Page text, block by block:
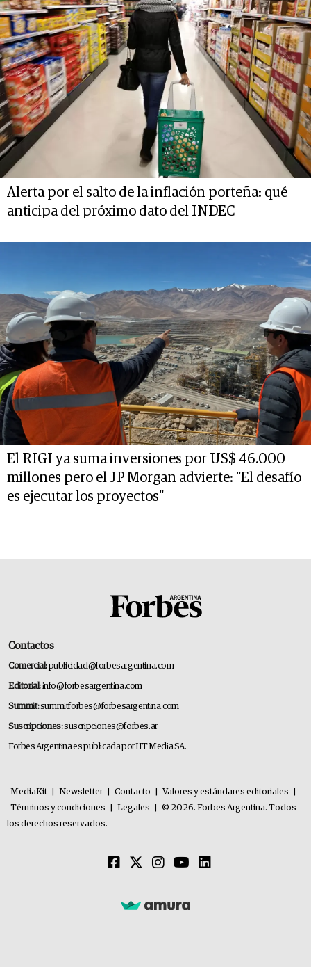
Alerta por el salto de la inflación porteña: qué
anticipa del próximo dato del INDEC
El RIGI ya suma inversiones por US$ 46.000
millones pero el JP Morgan advierte: "El desafío
es ejecutar los proyectos"
Contactos
Comercial:publicidad@forbesargentina.com
Editorial:info@forbesargentina.com
Summit:summitforbes@forbesargentina.com
Suscripciones:suscripciones@forbes.ar
Forbes Argentina es publicada por HT Media SA.
MediaKit Newsletter Contacto Valores y estándares editoriales
Términos y condiciones
Legales
© 2026. Forbes Argentina. Todos
los derechos reservados.